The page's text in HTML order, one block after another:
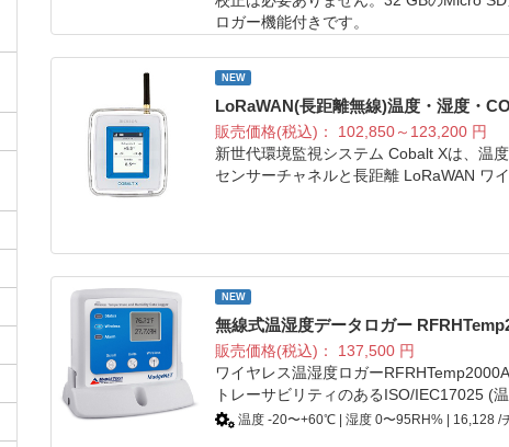
ロガー機能付きです。
NEW
LoRaWAN(長距離無線)温度・湿度・
販売価格(税込)： 102,850～123,200 円
新世代環境監視システム Cobalt Xは、温
センサーチャネルと長距離 LoRaWAN ワ
NEW
無線式温湿度データロガー
販売価格(税込)： 137,500 円
ワイヤレス温湿度ロガー
トレーサビリティのあるISO/IEC17025 (
温度 -20〜+60℃ | 湿度 0〜95RH% | 16,128 /